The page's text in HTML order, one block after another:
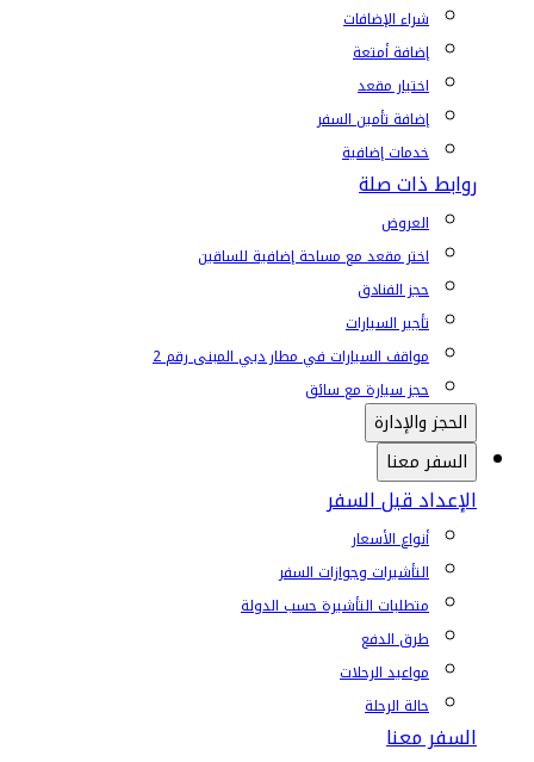
شراء الإضافات
إضافة أمتعة
اختيار مقعد
إضافة تأمين السفر
خدمات إضافية
روابط ذات صلة
العروض
اختر مقعد مع مساحة إضافية للساقين
حجز الفنادق
تأجير السيارات
مواقف السيارات في مطار دبي المبنى رقم 2
حجز سيارة مع سائق
الحجز والإدارة
السفر معنا
الإعداد قبل السفر
أنواع الأسعار
التأشيرات وجوازات السفر
متطلبات التأشيرة حسب الدولة
طرق الدفع
مواعيد الرحلات
حالة الرحلة
السفر معنا